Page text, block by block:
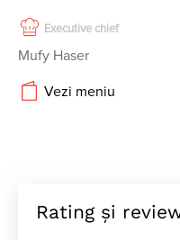
Executive chief
Mufy Haser
Vezi meniu
Rating și